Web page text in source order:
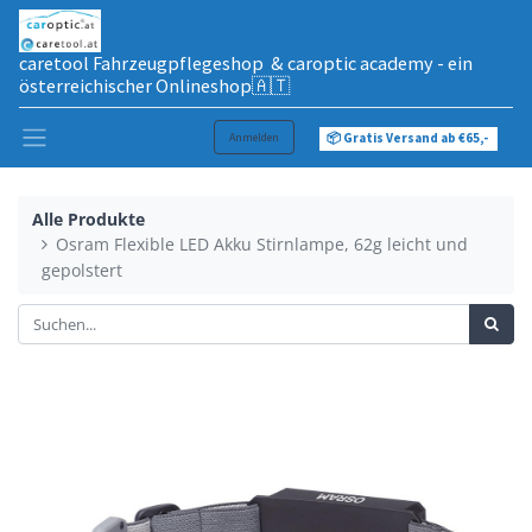
caretool Fahrzeugpflegeshop & caroptic academy - ein
österreichischer Onlineshop🇦🇹
Anmelden 📦 Gratis Versand ab €65,-
Alle Produkte
Osram Flexible LED Akku Stirnlampe, 62g leicht und
gepolstert